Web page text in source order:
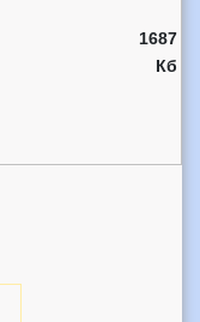
1687
Кб